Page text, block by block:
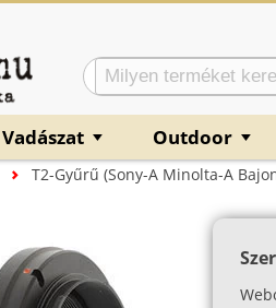
Vadászat ▼ Outdoor ▼
T2-Gyűrű (Sony-A Minolta-A